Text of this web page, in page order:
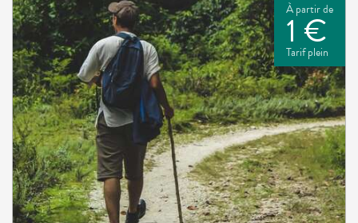
À partir de
1 €
Tarif plein